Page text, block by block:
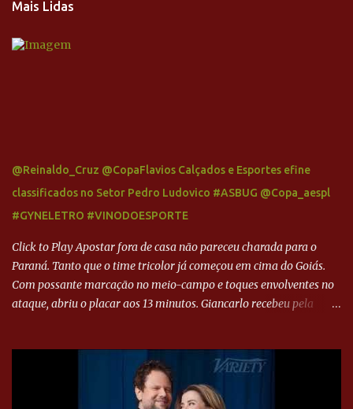
Mais Lidas
@Reinaldo_Cruz @CopaFlavios Calçados e Esportes efine
classificados no Setor Pedro Ludovico #ASBUG @Copa_aespl
#GYNELETRO #VINODOESPORTE
Click to Play Apostar fora de casa não pareceu charada para o
Paraná. Tanto que o time tricolor já começou em cima do Goiás.
Com possante marcação no meio-campo e toques envolventes no
ataque, abriu o placar aos 13 minutos. Giancarlo recebeu pela
Paraná ampliou a vantagem aos 21 minutos. Éverton Garroni
desviou cruzamento de cabeça e, mesmo de costas, incidiu o canto
direito de Harlei. O goleiro esmeraldino se esticou e até tocou na